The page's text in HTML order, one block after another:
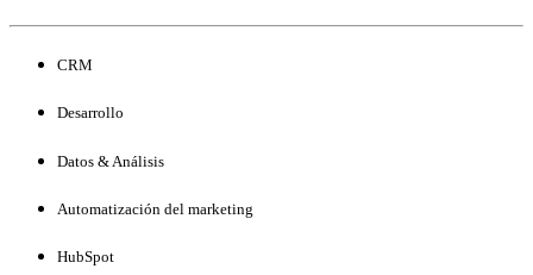
CRM
Desarrollo
Datos & Análisis
Automatización del marketing
HubSpot